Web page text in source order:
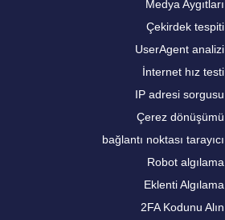
Medya Aygıtları
Çekirdek tespiti
UserAgent analizi
İnternet hız testi
IP adresi sorgusu
Çerez dönüşümü
bağlantı noktası tarayıcı
Robot algılama
Eklenti Algılama
2FA Kodunu Alın